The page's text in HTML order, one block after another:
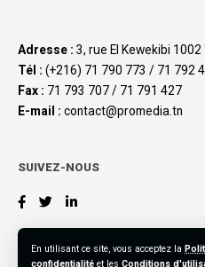
En utilisant ce site, vous acceptez la
confidentialité et les Conditions
Adresse : 3, rue El Kewekibi
Tél : (+216) 71 790 773 / 71 792
Fax : 71 793 707 / 71 791 427
E-mail : contact@promedia.tn
SUIVEZ-NOUS